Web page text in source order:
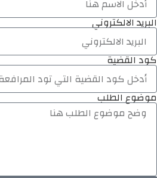
البريد الالكتروني
كود القضية
موضوع الطلب